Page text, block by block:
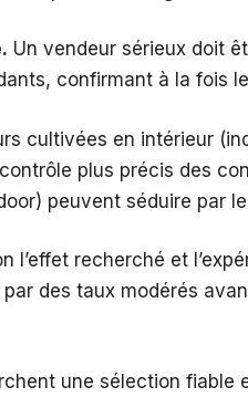
Un vendeur sérieux doit
confirmant à la fois
cultivées en intérieur
plus précis des
peuvent séduire par
l’effet recherché et
des taux modérés
une sélection fiable